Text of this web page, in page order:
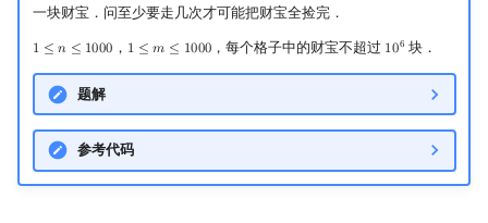
一块财宝．问至少要走几次才可能把财宝全捡完．
1 ≤ 𝑛 ≤ 1000
1≤n ≤1000 ， 1 ≤ 𝑚 ≤ 1000
1≤m ≤1000 ，每个格子中的财宝不超过 106
106 块．
题解
参考代码